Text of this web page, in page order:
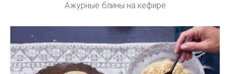
Ажурные блины на кефире